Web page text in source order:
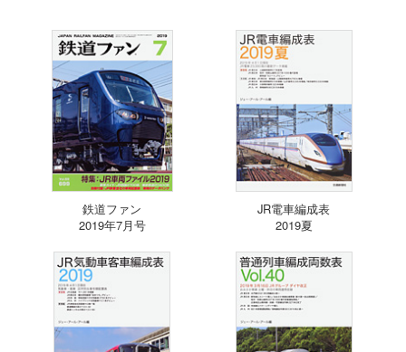
鉄道ファン
2019年7月号
JR電車編成表
2019夏